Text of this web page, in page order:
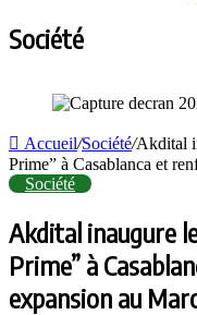
Société
Accueil/Société/Akdital
Prime” à Casablanca et
Société
Akdital inaugure
Prime” à
expansion au